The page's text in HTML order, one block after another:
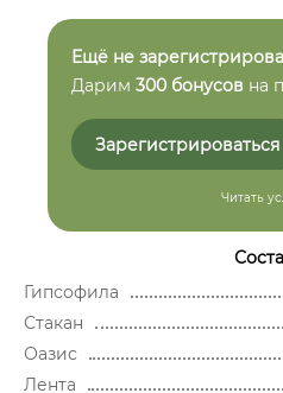
Ещё не
Дарим 300 бонусов на
Зарегистрироваться
Читать
Гипсофила
Стакан
Оазис
Лента